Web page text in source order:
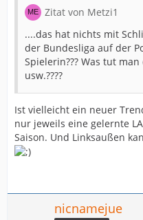
Zitat von Metzi1
....das hat nichts mit
der Bundesliga auf der
Spielerin??? Was tut
usw.????
Ist vielleicht ein neuer
nur jeweils eine gelernte
Saison. Und Linksaußen
nicnamejue